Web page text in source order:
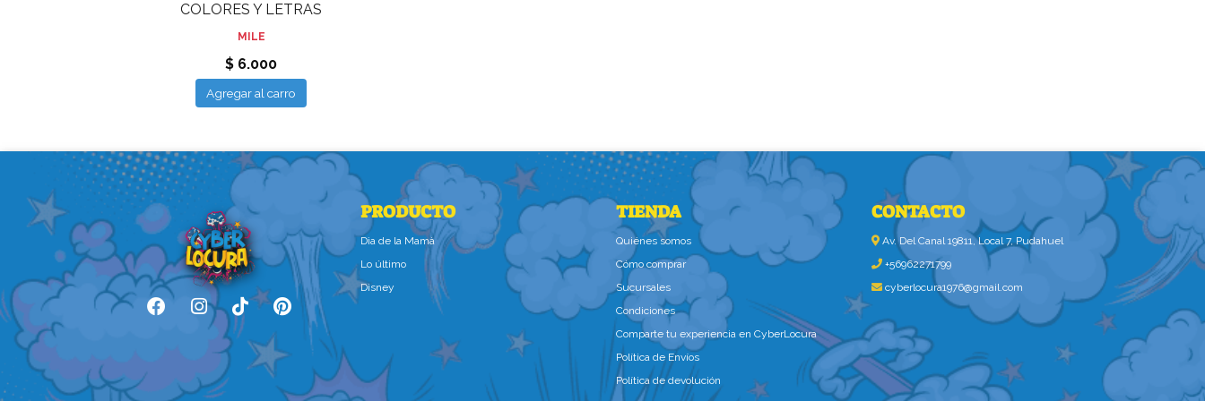
COLORES Y LETRAS
MILE
$ 6.000
Agregar al carro
PRODUCTO
Dìa de la Mamà
Lo último
Disney
TIENDA
Quiénes somos
Cómo comprar
Sucursales
Condiciones
Comparte tu experiencia en CyberLocura
Política de Envíos
Política de devolución
CONTACTO
Av. Del Canal 19811, Local 7, Pudahuel
+56962271799
cyberlocura1976@gmail.com